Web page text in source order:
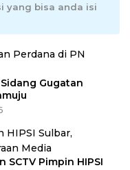
yang bisa anda isi
Gugatan
SCTV Pimpin HIPSI